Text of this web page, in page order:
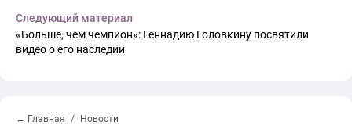
Следующий материал
«Больше, чем чемпион»: Геннадию Головкину посвятили
видео о его наследии
← Главная Новости